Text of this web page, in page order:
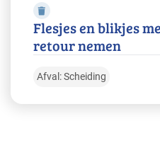
Flesjes en blikjes
retour nemen
Afval: Scheiding